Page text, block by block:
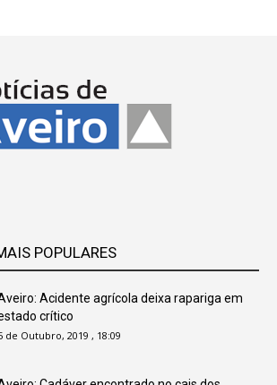
POPULARES
Acidente agrícola deixa rapariga em
crítico
de Outubro, 2019 , 18:09